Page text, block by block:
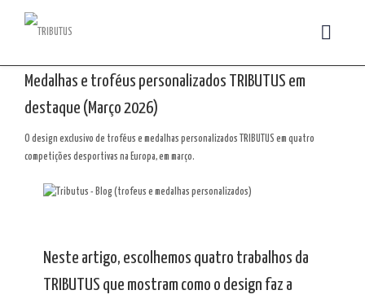
Medalhas e troféus personalizados TRIBUTUS em
destaque (Março 2026)
O design exclusivo de troféus e medalhas personalizados TRIBUTUS em quatro
competições desportivas na Europa, em março.
Neste artigo, escolhemos quatro trabalhos da
TRIBUTUS que mostram como o design faz a